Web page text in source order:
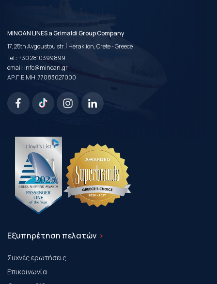
MINOAN LINES a Grimaldi Group Company
17, 25th Avgoustou str. | Heraklion, Crete - Greece
Tel.:+30 2810399899
email:info@minoan.gr
ΑΡ.Γ.Ε.ΜΗ. 77083027000
Εξυπηρέτηση πελατών
Συχνές ερωτήσεις
Επικοινωνία